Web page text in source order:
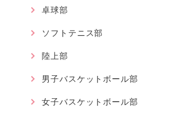
卓球部
ソフトテニス部
陸上部
男子バスケットボール部
女子バスケットボール部